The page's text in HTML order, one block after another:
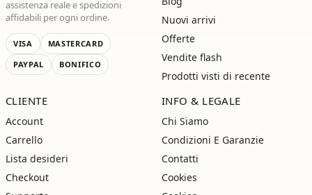
assistenza reale e spedizioni
affidabili per ogni ordine.
VISA
MASTERCARD
PAYPAL
BONIFICO
Nuovi arrivi
Offerte
Vendite flash
Prodotti visti di recente
CLIENTE
Account
Carrello
Lista desideri
Checkout
INFO & LEGALE
Chi Siamo
Condizioni E Garanzie
Contatti
Cookies